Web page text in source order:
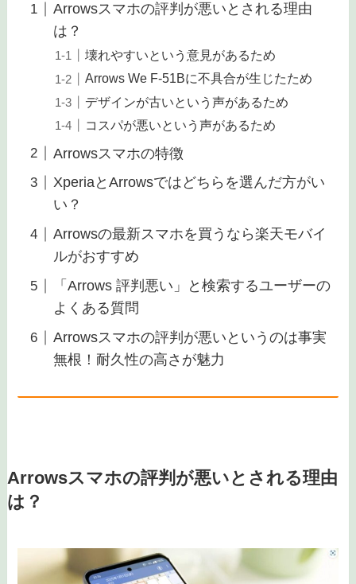
Arrowsスマホの評判が悪いとされる理由
は？
壊れやすいという意見があるため
Arrows We F-51Bに不具合が生じたため
デザインが古いという声があるため
コスパが悪いという声があるため
Arrowsスマホの特徴
XperiaとArrowsではどちらを選んだ方がい
い？
Arrowsの最新スマホを買うなら楽天モバイ
ルがおすすめ
「Arrows 評判悪い」と検索するユーザーの
よくある質問
Arrowsスマホの評判が悪いというのは事実
無根！耐久性の高さが魅力
Arrowsスマホの評判が悪いとされる理由
は？